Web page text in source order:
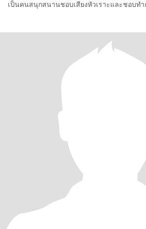
เป็นคนสนุกสนานชอบเสียงหัวเราะและชอบทำ